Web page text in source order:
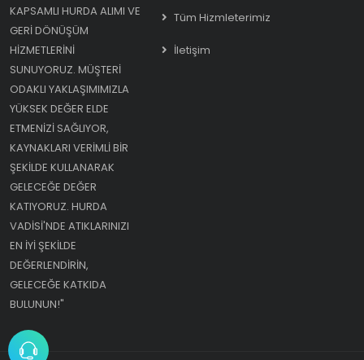
KAPSAMLI HURDA ALIMI VE
GERI DÖNÜŞÜM
HIZMETLERINI
SUNUYORUZ. MÜŞTERI
ODAKLI YAKLAŞIMIMIZLA
YÜKSEK DEĞER ELDE
ETMENIZI SAĞLIYOR,
KAYNAKLARI VERIMLI BIR
ŞEKILDE KULLANARAK
GELECEĞE DEĞER
KATIYORUZ. HURDA
VADISI'NDE ATIKLARINIZI
EN IYI ŞEKILDE
DEĞERLENDIRIN,
GELECEĞE KATKIDA
BULUNUN!"
Tüm Hizmleterimiz
İletişim